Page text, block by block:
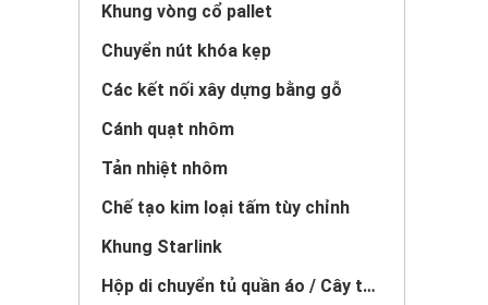
Khung vòng cổ pallet
Chuyển nút khóa kẹp
Các kết nối xây dựng bằng gỗ
Cánh quạt nhôm
Tản nhiệt nhôm
Chế tạo kim loại tấm tùy chỉnh
Khung Starlink
Hộp di chuyển tủ quần áo / Cây treo